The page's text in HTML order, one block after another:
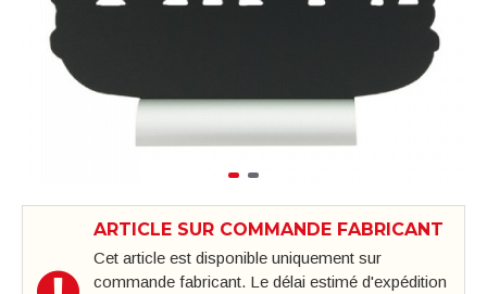
ARTICLE SUR COMMANDE FABRICANT
Cet article est disponible uniquement sur
commande fabricant. Le délai estimé d'expédition